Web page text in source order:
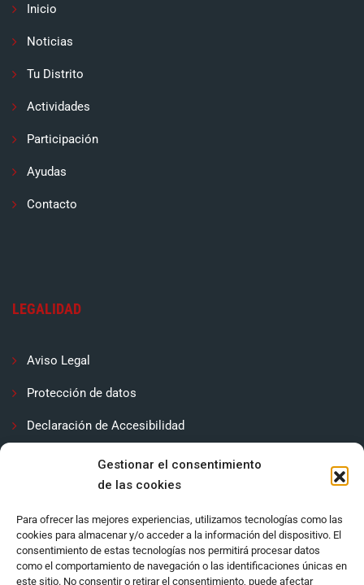
Gestionar el consentimiento
de las cookies
Para ofrecer las mejores experiencias, utilizamos tecnologías como las
cookies para almacenar y/o acceder a la información del dispositivo. El
consentimiento de estas tecnologías nos permitirá procesar datos
como el comportamiento de navegación o las identificaciones únicas en
este sitio. No consentir o retirar el consentimiento, puede afectar
Inicio
Noticias
Tu Distrito
Actividades
Participación
Ayudas
Contacto
LEGALIDAD
Aviso Legal
Protección de datos
Declaración de Accesibilidad
Política de cookies (UE)